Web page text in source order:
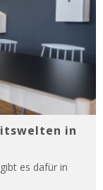
in
es dafür in